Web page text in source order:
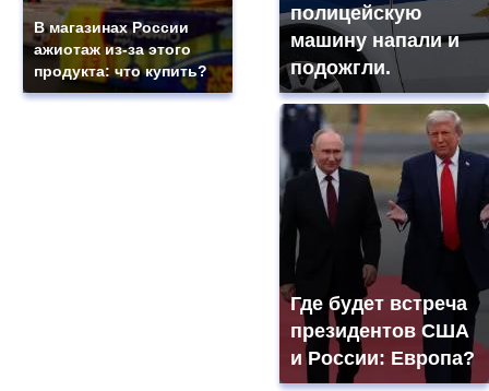
В магазинах России
ажиотаж из-за этого
продукта: что купить?
полицейскую
машину напали и
подожгли.
Где будет встреча
президентов США
и России: Европа?